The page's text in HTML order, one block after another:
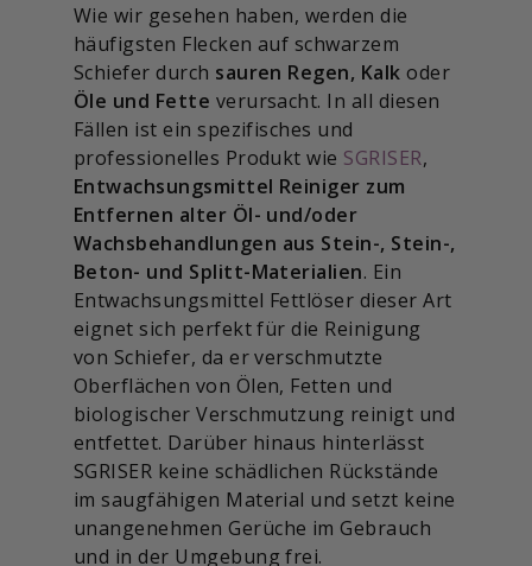
Wie wir gesehen haben, werden die
häufigsten Flecken auf schwarzem
Schiefer durch sauren Regen, Kalk oder
Öle und Fette verursacht. In all diesen
Fällen ist ein spezifisches und
professionelles Produkt wie SGRISER,
Entwachsungsmittel Reiniger zum
Entfernen alter Öl- und/oder
Wachsbehandlungen aus Stein-, Stein-,
Beton- und Splitt-Materialien. Ein
Entwachsungsmittel Fettlöser dieser Art
eignet sich perfekt für die Reinigung
von Schiefer, da er verschmutzte
Oberflächen von Ölen, Fetten und
biologischer Verschmutzung reinigt und
entfettet. Darüber hinaus hinterlässt
SGRISER keine schädlichen Rückstände
im saugfähigen Material und setzt keine
unangenehmen Gerüche im Gebrauch
und in der Umgebung frei.